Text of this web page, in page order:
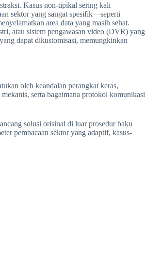
Kasus non-tipikal sering kali
sektor yang sangat spesifik—seperti
area data yang masih sehat.
atau sistem pengawasan video (DVR) yang
dapat dikustomisasi, memungkinkan
oleh keandalan perangkat keras,
serta bagaimana protokol komunikasi
solusi orisinal di luar prosedur baku
pembacaan sektor yang adaptif, kasus-